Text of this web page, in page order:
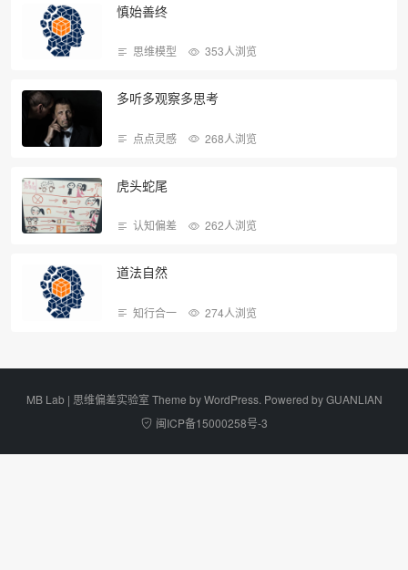
慎始善终
思维模型 353人浏览
多听多观察多思考
点点灵感 268人浏览
虎头蛇尾
认知偏差 262人浏览
道法自然
知行合一 274人浏览
MB Lab | 思维偏差实验室 Theme byWordPress. Powered byGUANLIAN
闽ICP备15000258号-3